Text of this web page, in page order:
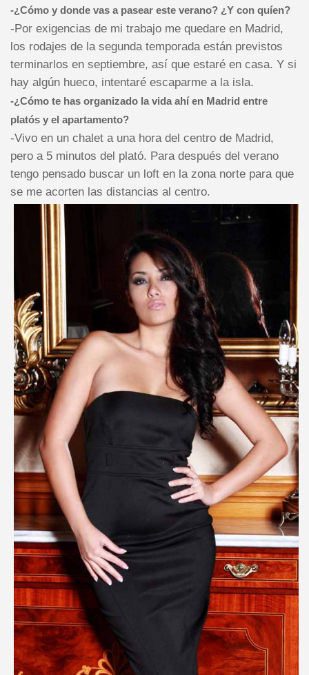
-¿Cómo y donde vas a pasear este verano? ¿Y con quíen?
-Por exigencias de mi trabajo me quedare en Madrid,
los rodajes de la segunda temporada están previstos
terminarlos en septiembre, así que estaré en casa. Y si
hay algún hueco, intentaré escaparme a la isla.
-¿Cómo te has organizado la vida ahí en Madrid entre
platós y el apartamento?
-Vivo en un chalet a una hora del centro de Madrid,
pero a 5 minutos del plató. Para después del verano
tengo pensado buscar un loft en la zona norte para que
se me acorten las distancias al centro.